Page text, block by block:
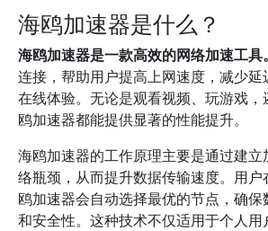
海鸥加速器是什么？
海鸥加速器是一款高效的网络加速工具。
连接，帮助用户提高上网速度，减少延
在线体验。无论是观看视频、玩游戏
鸥加速器都能提供显著的性能提升。
海鸥加速器的工作原理主要是通过建立
络瓶颈，从而提升数据传输速度。用
鸥加速器会自动选择最优的节点，确
和安全性。这种技术不仅适用于个人用